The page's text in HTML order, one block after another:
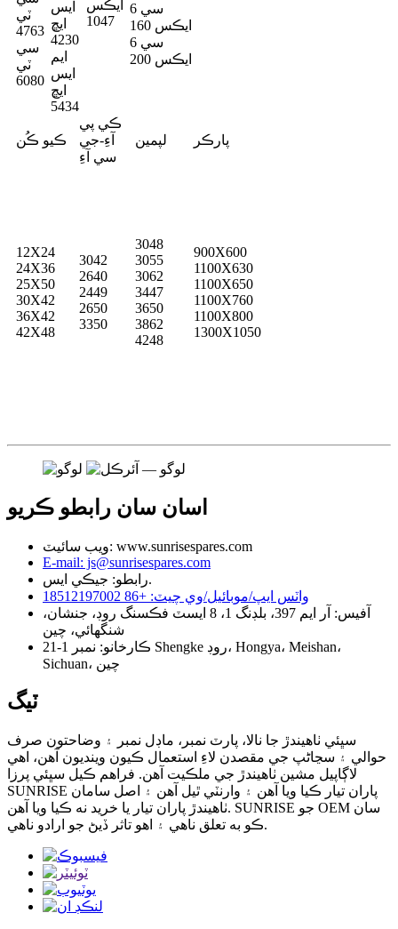
ٽي
4763
سي
ٽي
6080
ايس
ايڇ
4230
ايم
ايس
ايڇ
5434
ايڪس
1047
سي 6
ايڪس 160
سي 6
ايڪس 200
ڪيو ڪُن
ڪي پي
آءِ-جي
سي آءِ
لپمين پارڪر
12X24
24X36
25X50
30X42
36X42
42X48
3042
2640
2449
2650
3350
3048
3055
3062
3447
3650
3862
4248
900X600
1100X630
1100X650
1100X760
1100X800
1300X1050
اسان سان رابطو ڪريو
ويب سائيٽ: www.sunrisespares.com
E-mail: js@sunrisespares.com
رابطو: جيڪي ايس.
واٽس ايپ/موبائيل/وي چيٽ: +86 18512197002
آفيس: آر ايم 397، بلڊنگ 1، 8 ايسٽ فڪسنگ روڊ، جنشان،
شنگھائي، چين
ڪارخانو: نمبر 1-21 Shengke روڊ، Hongya، Meishan،
Sichuan، چين
ٽيگ
سڀئي ٺاهيندڙ جا نالا، پارٽ نمبر، ماڊل نمبر ۽ وضاحتون صرف
حوالي ۽ سڃاڻپ جي مقصدن لاءِ استعمال ڪيون وينديون آهن، اهي
لاڳاپيل مشين ٺاهيندڙ جي ملڪيت آهن. فراهم ڪيل سڀئي پرزا
SUNRISE پاران تيار ڪيا ويا آهن ۽ وارنٽي ٿيل آهن ۽ اصل سامان
ٺاهيندڙ پاران تيار يا خريد نه ڪيا ويا آهن. SUNRISE جو OEM سان
ڪو به تعلق ناهي ۽ اهو تاثر ڏيڻ جو ارادو ناهي.